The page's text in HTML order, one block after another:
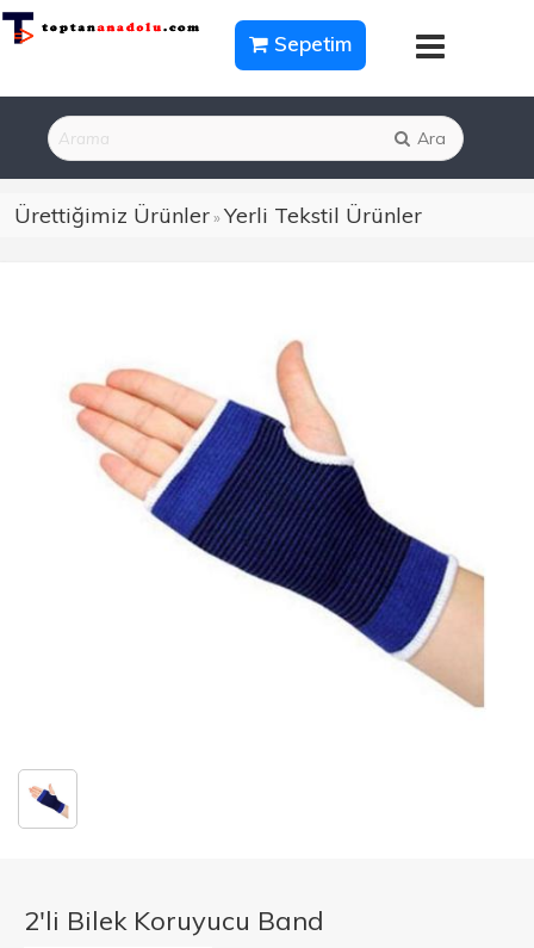
Sepetim
Ara
Ürettiğimiz Ürünler»Yerli Tekstil Ürünler
2'li Bilek Koruyucu Band